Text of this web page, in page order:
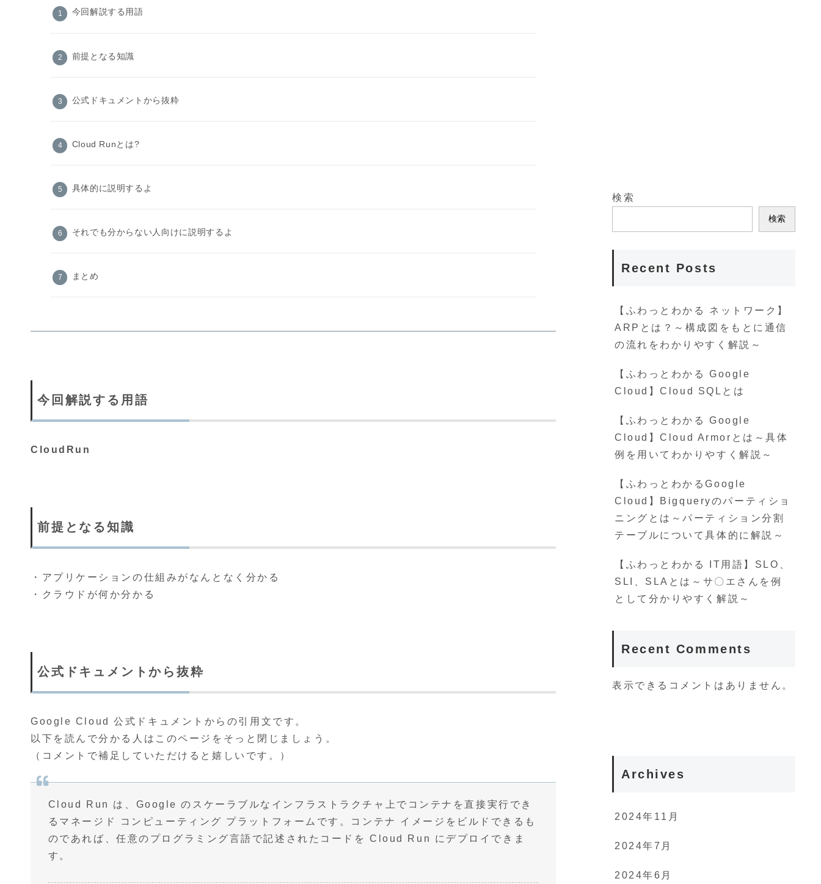
今回解説する用語
前提となる知識
公式ドキュメントから抜粋
Cloud Runとは?
具体的に説明するよ
それでも分からない人向けに説明するよ
まとめ
今回解説する用語
CloudRun
前提となる知識
・アプリケーションの仕組みがなんとなく分かる
・クラウドが何か分かる
公式ドキュメントから抜粋
Google Cloud 公式ドキュメントからの引用文です。
以下を読んで分かる人はこのページをそっと閉じましょう。
（コメントで補足していただけると嬉しいです。）
Cloud Run は、Google のスケーラブルなインフラストラクチャ上でコンテナを直接実行でき
るマネージド コンピューティング プラットフォームです。コンテナ イメージをビルドできるも
のであれば、任意のプログラミング言語で記述されたコードを Cloud Run にデプロイできま
す。
検索
検索
Recent Posts
【ふわっとわかる ネットワーク】
ARPとは？～構成図をもとに通信
の流れをわかりやすく解説～
【ふわっとわかる Google
Cloud】Cloud SQLとは
【ふわっとわかる Google
Cloud】Cloud Armorとは～具体
例を用いてわかりやすく解説～
【ふわっとわかるGoogle
Cloud】Bigqueryのパーティショ
ニングとは～パーティション分割
テーブルについて具体的に解説～
【ふわっとわかる IT用語】SLO、
SLI、SLAとは～サ〇エさんを例
として分かりやすく解説～
Recent Comments
表示できるコメントはありません。
Archives
2024年11月
2024年7月
2024年6月